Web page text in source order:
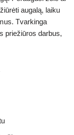
augalą, laiku
Tvarkinga
priežiūros darbus,